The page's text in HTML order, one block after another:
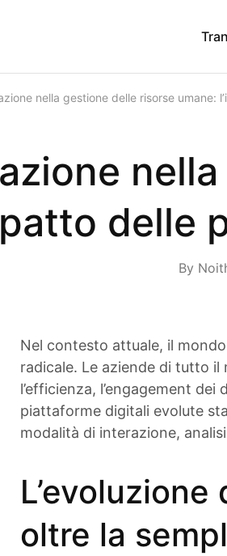
nella gestione delle risorse umane:
delle
By
Nel contesto attuale, il
radicale. Le aziende di tutto
l’efficienza, l’engagement
piattaforme digitali evolute
modalità di interazione,
oltre la